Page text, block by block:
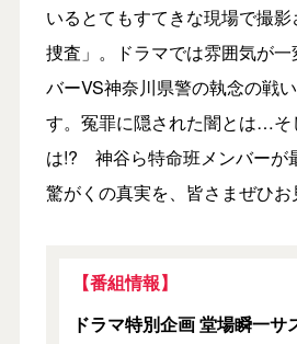
いるとてもすてきな現場で撮
捜査」。ドラマでは雰囲気が
バーVS神奈川県警の執念の戦
す。冤罪に隠された闇とは…そ
は!? 神谷ら特命班メンバーが
驚がくの真実を、皆さまぜひお
【番組情報】
ドラマ特別企画 堂場瞬一サ